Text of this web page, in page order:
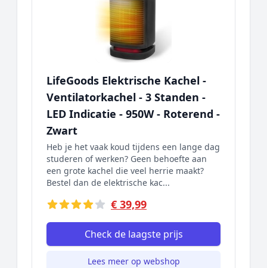
LifeGoods Elektrische Kachel -
Ventilatorkachel - 3 Standen -
LED Indicatie - 950W - Roterend -
Zwart
Heb je het vaak koud tijdens een lange dag
studeren of werken? Geen behoefte aan
een grote kachel die veel herrie maakt?
Bestel dan de elektrische kac...
€ 39,99
Check de laagste prijs
Lees meer op webshop